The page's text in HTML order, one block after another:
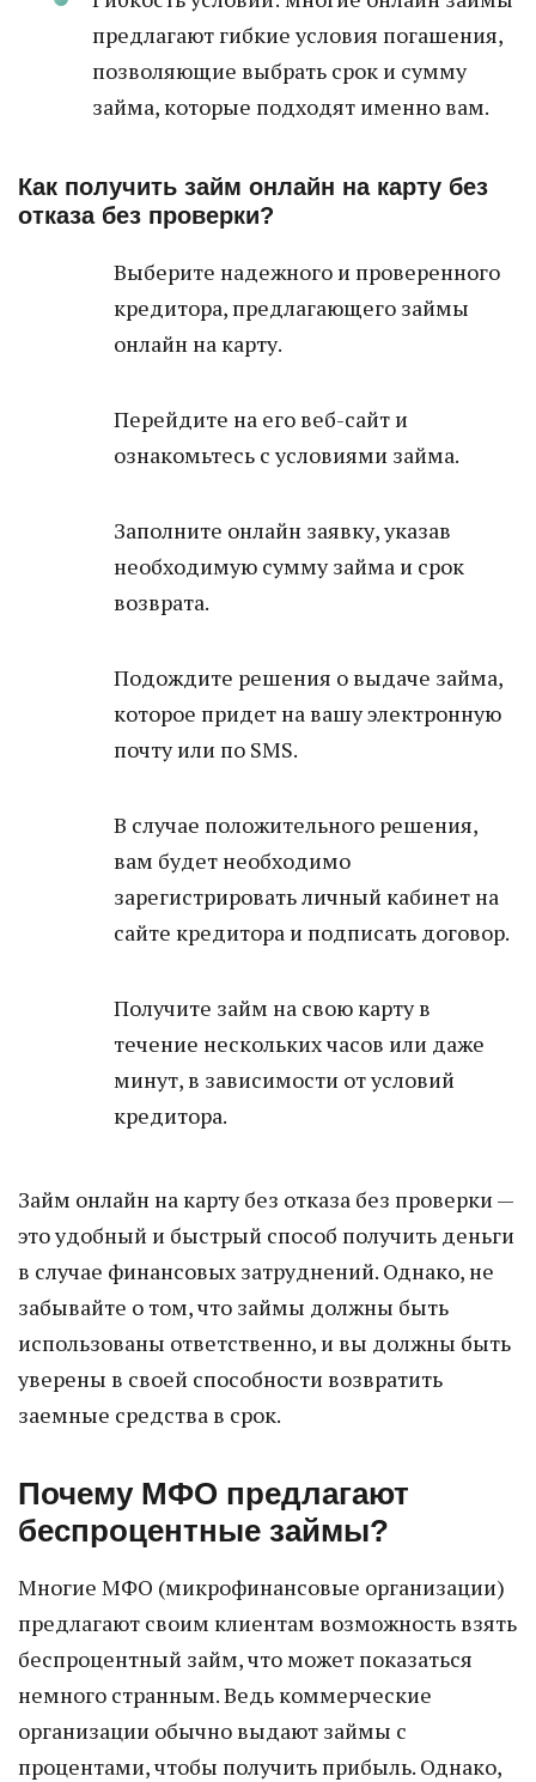
предлагают гибкие условия погашения,
позволяющие выбрать срок и сумму
займа, которые подходят именно вам.
Как получить займ онлайн на карту без
отказа без проверки?
Выберите надежного и проверенного
кредитора, предлагающего займы
онлайн на карту.
Перейдите на его веб-сайт и
ознакомьтесь с условиями займа.
Заполните онлайн заявку, указав
необходимую сумму займа и срок
возврата.
Подождите решения о выдаче займа,
которое придет на вашу электронную
почту или по SMS.
В случае положительного решения,
вам будет необходимо
зарегистрировать личный кабинет на
сайте кредитора и подписать договор.
Получите займ на свою карту в
течение нескольких часов или даже
минут, в зависимости от условий
кредитора.
Займ онлайн на карту без отказа без проверки —
это удобный и быстрый способ получить деньги
в случае финансовых затруднений. Однако, не
забывайте о том, что займы должны быть
использованы ответственно, и вы должны быть
уверены в своей способности возвратить
заемные средства в срок.
Почему МФО предлагают
беспроцентные займы?
Многие МФО (микрофинансовые организации)
предлагают своим клиентам возможность взять
беспроцентный займ, что может показаться
немного странным. Ведь коммерческие
организации обычно выдают займы с
процентами, чтобы получить прибыль. Однако,